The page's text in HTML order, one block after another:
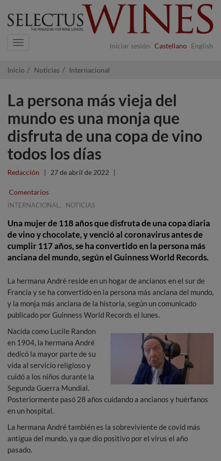
Iniciar sesión Castellano English
Navigation
Inicio Noticias Internacional
La persona más vieja del
mundo es una monja que
disfruta de una copa de vino
todos los días
Redacción | 27 de abril de 2022 |
Comentarios
INTERNACIONAL , NOTICIAS
Una mujer de 118 años que disfruta de una copa diaria
de vino y chocolate, y venció al coronavirus antes de
cumplir 117 años, se ha convertido en la persona más
anciana del mundo, según el Guinness World Records.
La hermana André reside en un hogar de ancianos en el sur de
Francia y se ha convertido en la persona más anciana del mundo,
y la monja más anciana de la historia, según un comunicado
publicado por Guinness World Records el lunes.
Nacida como Lucile Randon
en 1904, la hermana André
dedicó la mayor parte de su
vida al servicio religioso y
cuidó a los niños durante la
Segunda Guerra Mundial.
Posteriormente pasó 28 años cuidando a ancianos y huérfanos
en un hospital.
La hermana André también es la sobreviviente de covid más
antigua del mundo, ya que dio positivo por el virus el año
pasado.